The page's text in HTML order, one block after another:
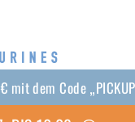
dem Code